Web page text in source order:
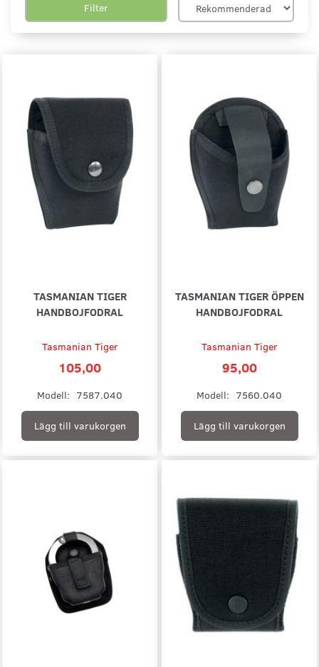
Filter
TASMANIAN TIGER
HANDBOJFODRAL
Tasmanian Tiger
105,00
Modell: 7587.040
Lägg till varukorgen
TASMANIAN TIGER ÖPPEN
HANDBOJFODRAL
Tasmanian Tiger
95,00
Modell: 7560.040
Lägg till varukorgen